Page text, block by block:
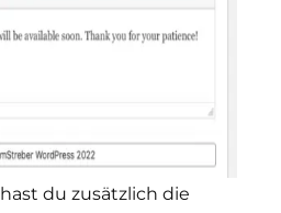
hast du zusätzlich die